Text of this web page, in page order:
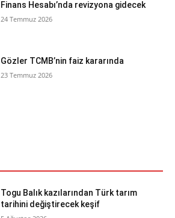
Finans Hesabı’nda revizyona gidecek
24 Temmuz 2026
Gözler TCMB’nin faiz kararında
23 Temmuz 2026
Togu Balık kazılarından Türk tarım
tarihini değiştirecek keşif